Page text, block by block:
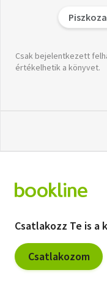
Csak bejelentkezett
értékelhetik a könyvet.
Csatlakozz Te is a
Csatlakozom